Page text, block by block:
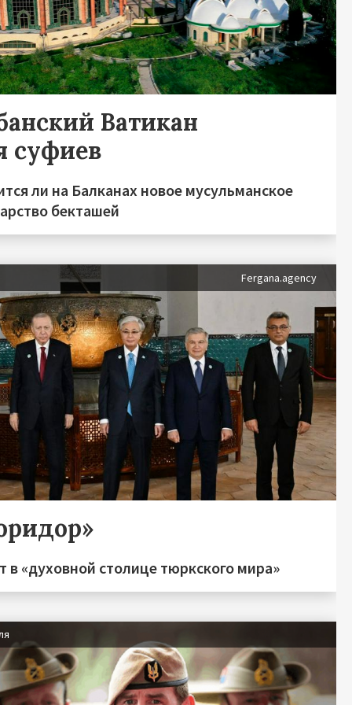
Ватикан
суфиев
ли на Балканах новое мусульманское
бекташей
Fergana.agency
в «духовной столице тюркского мира»